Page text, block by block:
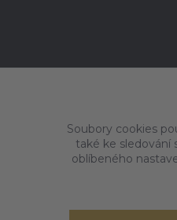
Soubory cookies
také ke sledování
oblíbeného